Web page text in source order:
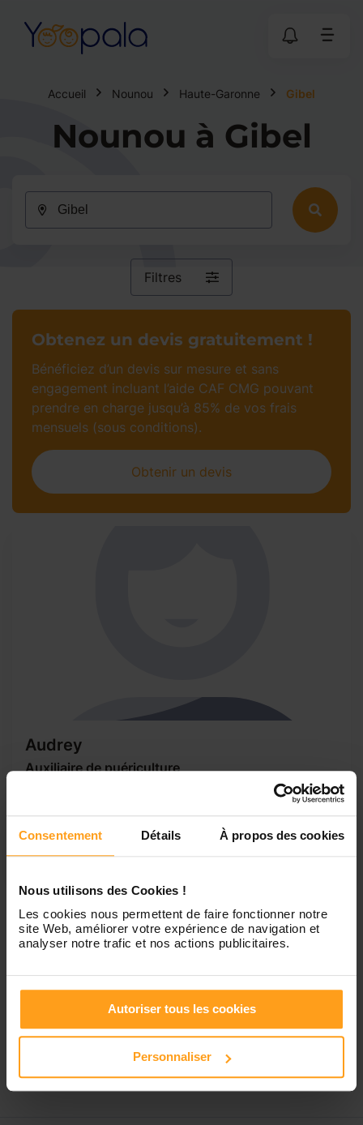
Consentement Détails À propos des cookies
Nous utilisons des Cookies !
Les cookies nous permettent de faire fonctionner notre
site Web, améliorer votre expérience de navigation et
analyser notre trafic et nos actions publicitaires.
Autoriser tous les cookies
Personnaliser
Accueil Nounou Haute-Garonne Gibel
Nounou à Gibel
Filtres
Audrey
Auxiliaire de puériculture
Bonjour ! Etant une Auxiliaire de Puériculture très motivée
et à l'aise avec les enfants n'hésitez pas a me contacter !
Je saurais faire passer de bon moments a vos touts petits
comme aux plus grands. J'ai travailler en crèche, en centre
de loisirs et fais de nombreux stages durant mes études...
Obtenez un devis gratuitement !
Bénéficiez d’un devis sur mesure et sans
engagement incluant l’aide CAF CMG pouvant
prendre en charge jusqu’à 85% de vos frais
mensuels (sous conditions).
Obtenir un devis
1
Petites annonces de
nounous à Gibel